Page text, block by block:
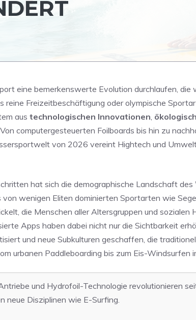
eine bemerkenswerte Evolution durchlaufen, die
reine Freizeitbeschäftigung oder olympische
aus technologischen Innovationen,
computergesteuerten Foilboards bis hin zu
von 2026 vereint Hightech und
hat sich die demographische Landschaft
wenigen Eliten dominierten Sportarten wie
die Menschen aller Altersgruppen und sozialen
Apps haben dabei nicht nur die Sichtbarkeit
und neue Subkulturen geschaffen, die
urbanen Paddleboarding bis zum Eis-Windsurfen
und Hydrofoil-Technologie revolutionieren
neue Disziplinen wie E-Surfing.